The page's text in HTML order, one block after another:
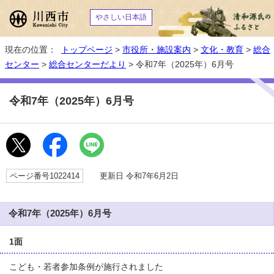
やさしい日本語
現在の位置： トップページ > 市役所・施設案内 > 文化・教育 > 総合
センター > 総合センターだより > 令和7年（2025年）6月号
令和7年（2025年）6月号
ページ番号1022414 更新日 令和7年6月2日
令和7年（2025年）6月号
1面
こども・若者参加条例が施行されました